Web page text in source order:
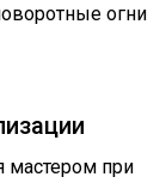
огни
мастером при